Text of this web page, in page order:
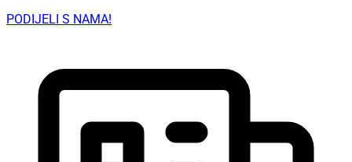
PODIJELI S NAMA!